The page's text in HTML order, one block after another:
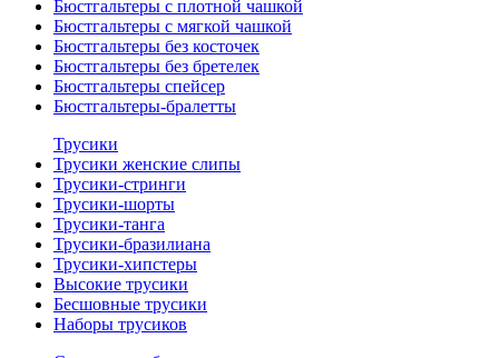
Бюстгальтеры с плотной чашкой
Бюстгальтеры с мягкой чашкой
Бюстгальтеры без косточек
Бюстгальтеры без бретелек
Бюстгальтеры спейсер
Бюстгальтеры-бралетты
Трусики
Трусики женские слипы
Трусики-стринги
Трусики-шорты
Трусики-танга
Трусики-бразилиана
Трусики-хипстеры
Высокие трусики
Бесшовные трусики
Наборы трусиков